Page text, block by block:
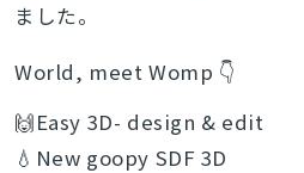
ました。
World, meet Womp 👇
🙌Easy 3D- design & edit
💧New goopy SDF 3D